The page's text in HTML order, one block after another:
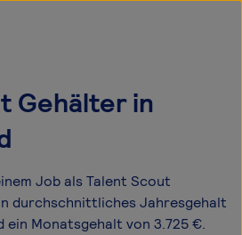
Gehälter in
Job als Talent Scout
durchschnittliches Jahresgehalt
ein Monatsgehalt von 3.725 €.